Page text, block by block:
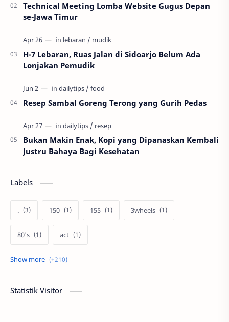
Technical Meeting Lomba Website Gugus Depan
se-Jawa Timur
H-7 Lebaran, Ruas Jalan di Sidoarjo Belum Ada
Lonjakan Pemudik
Resep Sambal Goreng Terong yang Gurih Pedas
Bukan Makin Enak, Kopi yang Dipanaskan Kembali
Justru Bahaya Bagi Kesehatan
Labels
. 150 155 3wheels
80's act
afiliasi aku anak pramuka
Statistik Visitor